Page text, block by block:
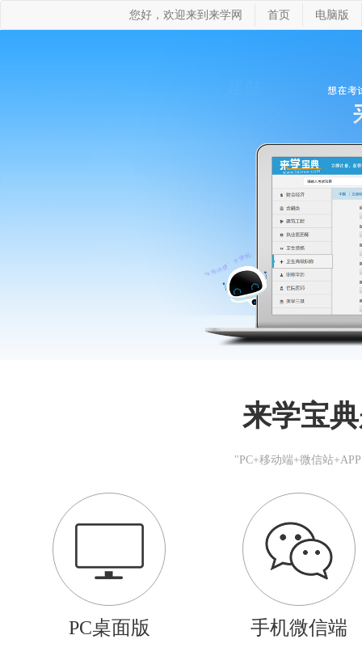
您好，欢迎来到来学网 首页 电脑版
来学宝
"PC+移动端+微信站
PC桌面版 手机微信端